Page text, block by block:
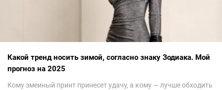
Какой тренд носить зимой, согласно знаку Зодиака. Мой
прогноз на 2025
Кому змеиный принт принесет удачу, а кому — лучше обходить